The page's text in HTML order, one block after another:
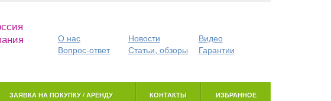
О нас Новости
Видео
Вопрос-ответ
Статьи, обзоры Гарантии
ЗАЯВКА НА ПОКУПКУ / АРЕНДУ КОНТАКТЫ ИЗБРАННОЕ